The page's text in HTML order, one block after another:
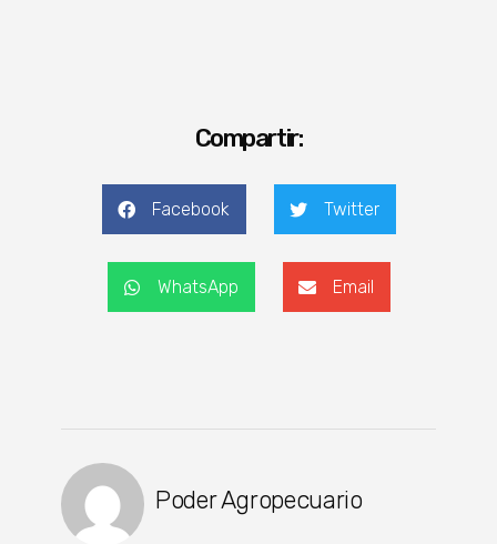
Compartir:
Facebook Twitter
WhatsApp Email
Poder Agropecuario